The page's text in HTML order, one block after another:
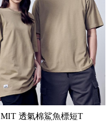
MIT 透氣棉鯊魚標短T